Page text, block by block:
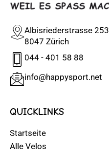
Albisriederstrasse 253
8047 Zürich
044 - 401 58 88
info@happysport.net
QUICKLINKS
Startseite
Alle Velos